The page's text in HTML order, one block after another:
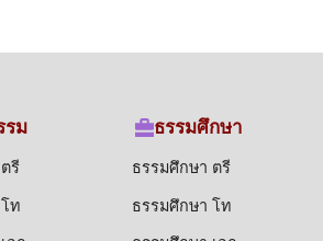
รม
รี
ท
ธรรมศึกษา
ธรรมศึกษา ตรี
ธรรมศึกษา โท